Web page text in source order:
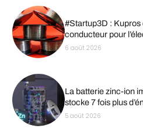
#Startup3D : Kupros
conducteur pour
6 août 2026
La batterie zinc-ion
stocke 7 fois plus
5 août 2026